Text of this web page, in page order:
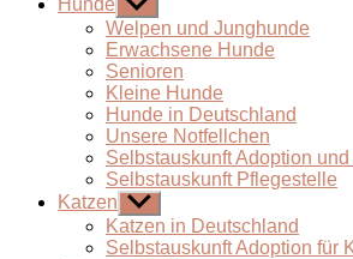
Hunde Untermenü
anzeigen
Welpen und Junghunde
Erwachsene Hunde
Senioren
Kleine Hunde
Hunde in Deutschland
Unsere Notfellchen
Selbstauskunft Adoption
Selbstauskunft Pflegestelle
Katzen Untermenü
anzeigen
Katzen in Deutschland
Selbstauskunft Adoption für